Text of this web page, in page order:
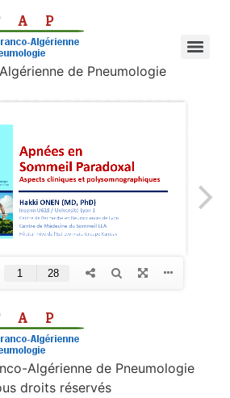
de Pneumologie
Algérienne de Pneumologie
droits réservés